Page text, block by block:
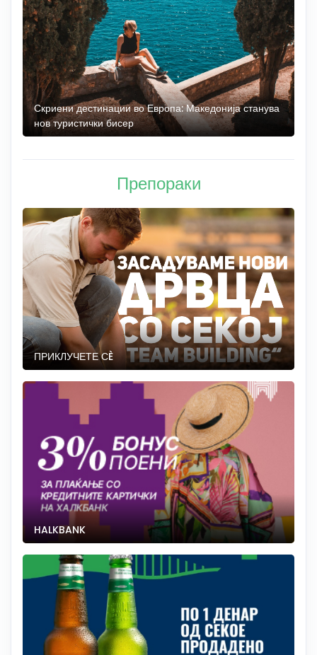
Скриени дестинации во Европа: Македонија станува
нов туристички бисер
Препораки
ПРИКЛУЧЕТЕ СÈ
HALKBANK